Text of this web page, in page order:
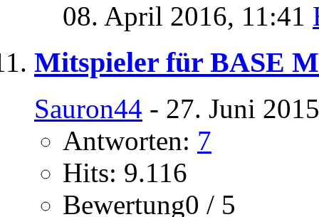
08. April 2016, 11:41
Mitspieler für BASE
Sauron44 - 27. Juni
Antworten: 7
Hits: 9.116
Bewertung0 / 5